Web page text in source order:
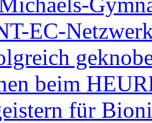
EC-
beim
für